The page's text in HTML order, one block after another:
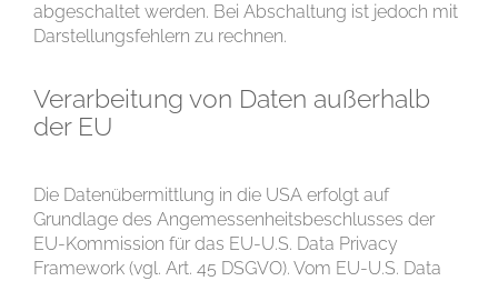
abgeschaltet werden. Bei Abschaltung ist jedoch mit
Darstellungsfehlern zu rechnen.
Verarbeitung von Daten außerhalb
der EU
Die Datenübermittlung in die USA erfolgt auf
Grundlage des Angemessenheitsbeschlusses der
EU-Kommission für das EU-U.S. Data Privacy
Framework (vgl. Art. 45 DSGVO). Vom EU-U.S. Data